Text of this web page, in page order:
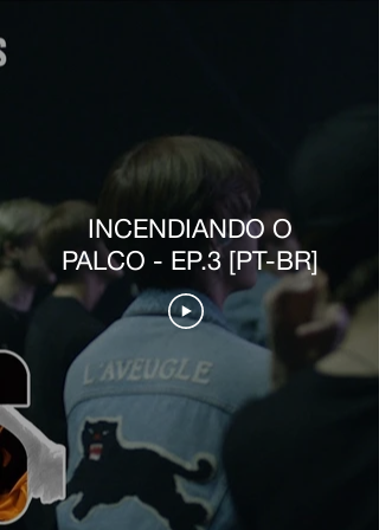
INCENDIANDO O
PALCO - EP.3 [PT-BR]